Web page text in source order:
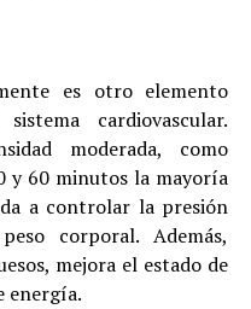
es otro elemento
cardiovascular.
moderada, como
y 60 minutos la mayoría
a controlar la presión
corporal. Además,
mejora el estado de
energía.